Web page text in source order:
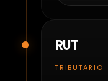
RUT
TRIBUTARIO